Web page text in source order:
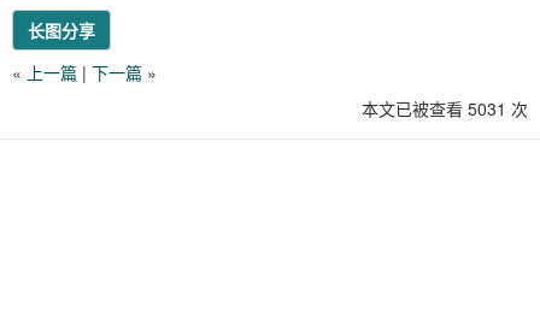
长图分享
« 上一篇 | 下一篇 »
本文已被查看 5031 次